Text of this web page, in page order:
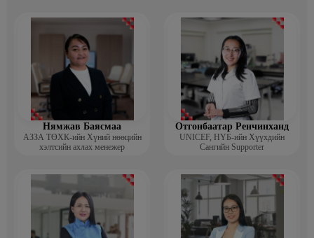
Нямжав Баясмаа
АЗЗА ТӨХК-ийн Хүний нөөцийн
хэлтсийн ахлах менежер
Отгонбаатар Ренчинханд
UNIСЕF, НҮБ-ийн Хүүхдийн
Сангийн Supporter